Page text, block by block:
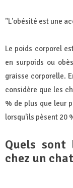
"L'obésité est une
Le poids corporel
en surpoids ou
graisse corporelle.
considère que les
% de plus que leur
lorsqu'ils pèsent 20
Quels sont
chez un